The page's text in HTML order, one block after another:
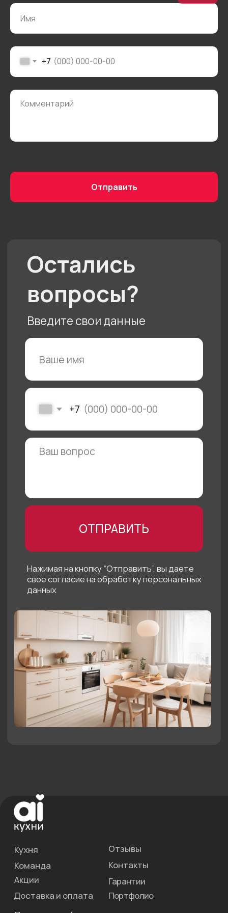
+7
Отправить
© 2025 «АЙ
Кухни»
Нам 10 лет